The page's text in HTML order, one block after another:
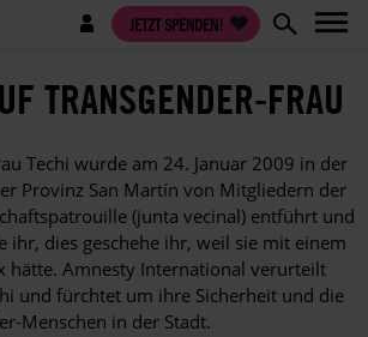
JETZT SPENDEN!
TRANSGENDER-FRAU
Techi wurde am 24. Januar 2009 in der
Provinz San Martín von Mitgliedern der
(junta vecinal) entführt und
ihr, dies geschehe ihr, weil sie mit einem
hätte. Amnesty International verurteilt
und fürchtet um ihre Sicherheit und die
Menschen in der Stadt.